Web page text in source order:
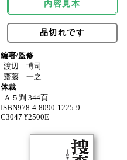
内容見本
品切れです
編著/監修
渡辺 博司
齋藤 一之
体裁
Ａ５判 344頁
ISBN978-4-8090-1225-9
C3047 ¥2500E